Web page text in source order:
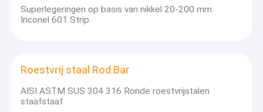
Ronde aluminium bar
Superlegeringen op basis van nikkel 20-200 mm
Inconel 601 Strip
Roestvrij staal Rod Bar
AISI ASTM SUS 304 316 Ronde roestvrijstalen
staafstaaf